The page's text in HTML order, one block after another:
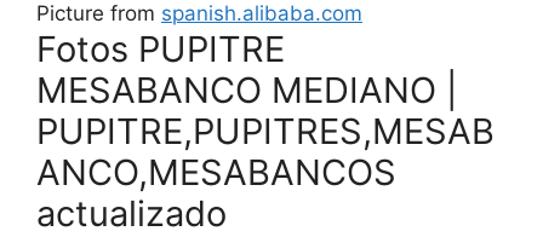
Picture from spanish.alibaba.com
Fotos PUPITRE
MESABANCO MEDIANO |
PUPITRE,PUPITRES,MESAB
ANCO,MESABANCOS
actualizado